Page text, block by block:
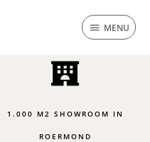
MENU
1.000 M2 SHOWROOM IN
ROERMOND